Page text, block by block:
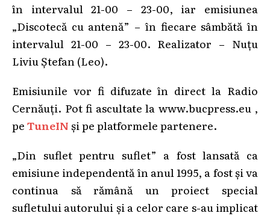
în intervalul 21-00 – 23-00, iar emisiunea
„Discotecă cu antenă” – în fiecare sâmbătă în
intervalul 21-00 – 23-00. Realizator – Nuțu
Liviu Ștefan (Leo).
Emisiunile vor fi difuzate în direct la Radio
Cernăuți. Pot fi ascultate la www.bucpress.eu ,
peTuneIN și pe platformele partenere.
„Din suflet pentru suflet” a fost lansată ca
emisiune independentă în anul 1995, a fost și va
continua să rămână un proiect special
sufletului autorului și a celor care s-au implicat